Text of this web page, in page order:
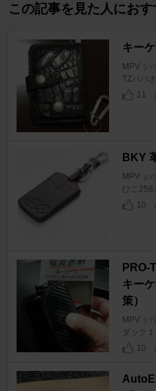
この記事を見た人におす
キー
MPV [LY]
TZパパさ
11
BKY
MPV [LY]
ひこ258
10
PRO-
キー
策）
MPV [LY]
ダック
10